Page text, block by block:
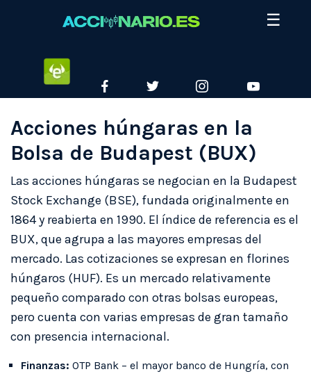
☰
Acciones húngaras en la
Bolsa de Budapest (BUX)
Las acciones húngaras se negocian en la Budapest
Stock Exchange (BSE), fundada originalmente en
1864 y reabierta en 1990. El índice de referencia es el
BUX, que agrupa a las mayores empresas del
mercado. Las cotizaciones se expresan en florines
húngaros (HUF). Es un mercado relativamente
pequeño comparado con otras bolsas europeas,
pero cuenta con varias empresas de gran tamaño
con presencia internacional.
Finanzas: OTP Bank – el mayor banco de Hungría, con